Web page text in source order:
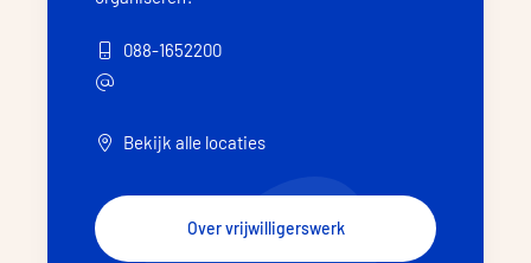
088-1652200
Bekijk alle locaties
Over vrijwilligerswerk